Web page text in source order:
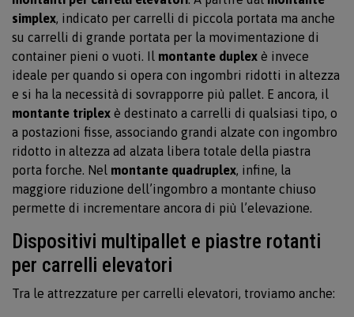
simplex, indicato per carrelli di piccola portata ma anche
su carrelli di grande portata per la movimentazione di
container pieni o vuoti. Il montante duplex è invece
ideale per quando si opera con ingombri ridotti in altezza
e si ha la necessità di sovrapporre più pallet. E ancora, il
montante triplex è destinato a carrelli di qualsiasi tipo, o
a postazioni fisse, associando grandi alzate con ingombro
ridotto in altezza ad alzata libera totale della piastra
porta forche. Nel montante quadruplex, infine, la
maggiore riduzione dell’ingombro a montante chiuso
permette di incrementare ancora di più l’elevazione.
Dispositivi multipallet e piastre rotanti
per carrelli elevatori
Tra le attrezzature per carrelli elevatori, troviamo anche: